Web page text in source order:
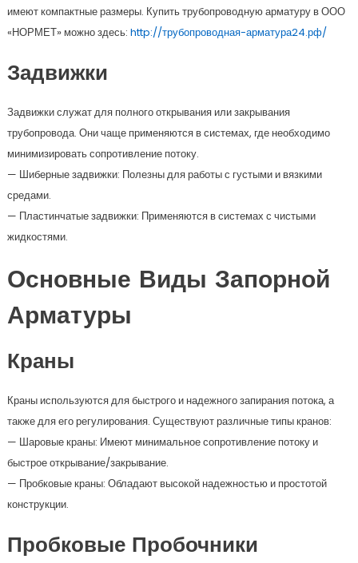
имеют компактные размеры. Купить трубопроводную арматуру в ООО
«НОРМЕТ» можно здесь: http://трубопроводная-арматура24.рф/
Задвижки
Задвижки служат для полного открывания или закрывания
трубопровода. Они чаще применяются в системах, где необходимо
минимизировать сопротивление потоку.
— Шиберные задвижки: Полезны для работы с густыми и вязкими
средами.
— Пластинчатые задвижки: Применяются в системах с чистыми
жидкостями.
Основные Виды Запорной
Арматуры
Краны
Краны используются для быстрого и надежного запирания потока, а
также для его регулирования. Существуют различные типы кранов:
— Шаровые краны: Имеют минимальное сопротивление потоку и
быстрое открывание/закрывание.
— Пробковые краны: Обладают высокой надежностью и простотой
конструкции.
Пробковые Пробочники